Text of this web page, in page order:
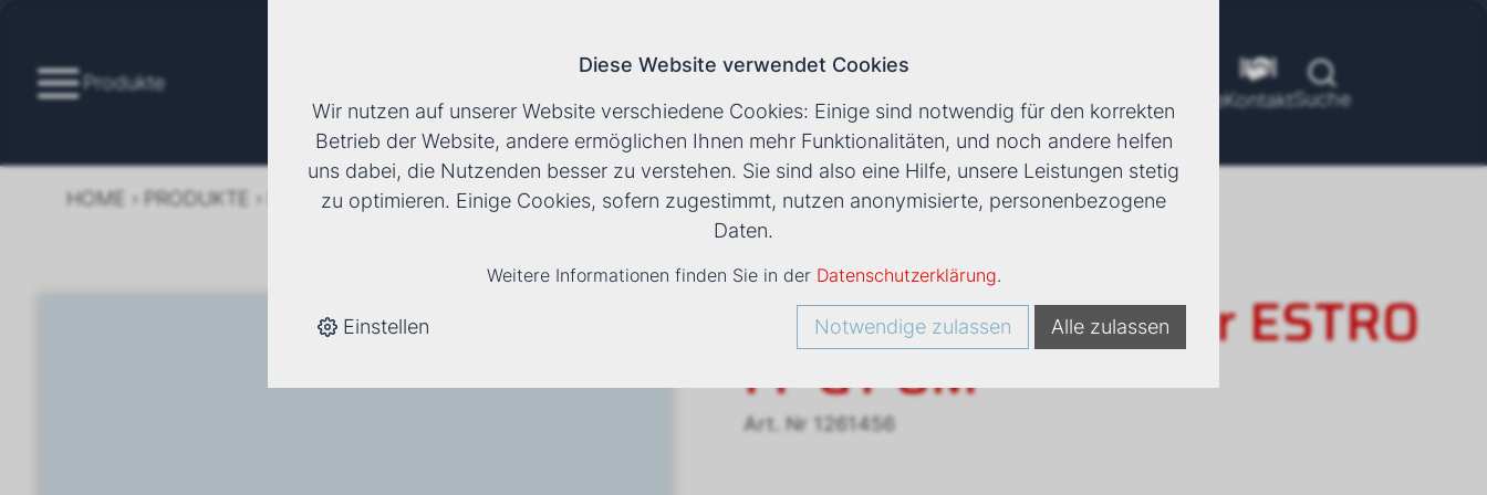
Produkte
ToolsUnternehmen KarriereKontaktSuche
HOME › PRODUKTE › KÄLTE/KLIMA › FANCOILS › VENTILATORKONVEKTOR ESTRO FF GT 6M
Ventilatorkonvektor ESTRO
FF GT 6M
Art. Nr 1261456
Diese Website verwendet Cookies
Wir nutzen auf unserer Website verschiedene Cookies: Einige sind notwendig für den korrekten
Betrieb der Website, andere ermöglichen Ihnen mehr Funktionalitäten, und noch andere helfen
uns dabei, die Nutzenden besser zu verstehen. Sie sind also eine Hilfe, unsere Leistungen stetig
zu optimieren. Einige Cookies, sofern zugestimmt, nutzen anonymisierte, personenbezogene
Daten.
Weitere Informationen finden Sie in der Datenschutzerklärung.
Einstellen Notwendige zulassen Alle zulassen